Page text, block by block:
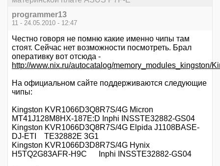
programmer13
11 - 24.05.2010 - 12:47
Честно говоря не помню какие именно чипы там
стоят. Сейчас нет возможности посмотреть. Брал
оперативку вот отсюда -
http://www.nix.ru/autocatalog/
На официальном сайте поддерживаются следующие
чипы:
Kingston KVR1066D3Q8R7S/4G Micron
MT41J128M8HX-187E:D Inphi INSSTE32882-GS04
Kingston KVR1066D3Q8R7S/4G Elpida J1108BASE-
DJ-ETI TE32882E 3G1
Kingston KVR1066D3D8R7S/4G Hynix
H5TQ2G83AFR-H9C Inphi INSSTE32882-GS04